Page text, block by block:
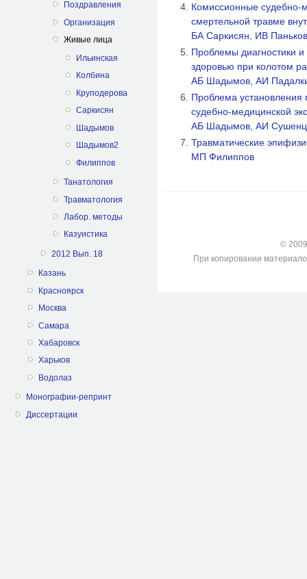
Поздравления
Организация
Живые лица
Ильинская
Колбина
Круподерова
Саркисян
Шадымов
Шадымов2
Филиппов
Танатология
Травматология
Лабор. методы
Казуистика
2012 Вып. 18
Казань
Красноярск
Москва
Самара
Хабаровск
Харьков
Водолаз
Монографии-репринт
Диссертации
Комиссионные судебно-
смертельной травме
БА Саркисян, ИВ
Проблемы диагностики и
здоровью при колотом
АБ Шадымов, АИ
Проблема установления
судебно-медицинской
АБ Шадымов, АИ
Травматические
МП Филиппов
©
При копировании